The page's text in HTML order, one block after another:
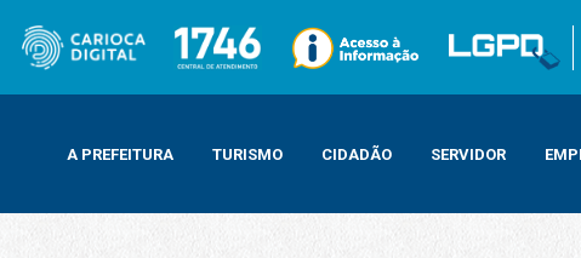
A PREFEITURA TURISMO CIDADÃO SERVIDOR